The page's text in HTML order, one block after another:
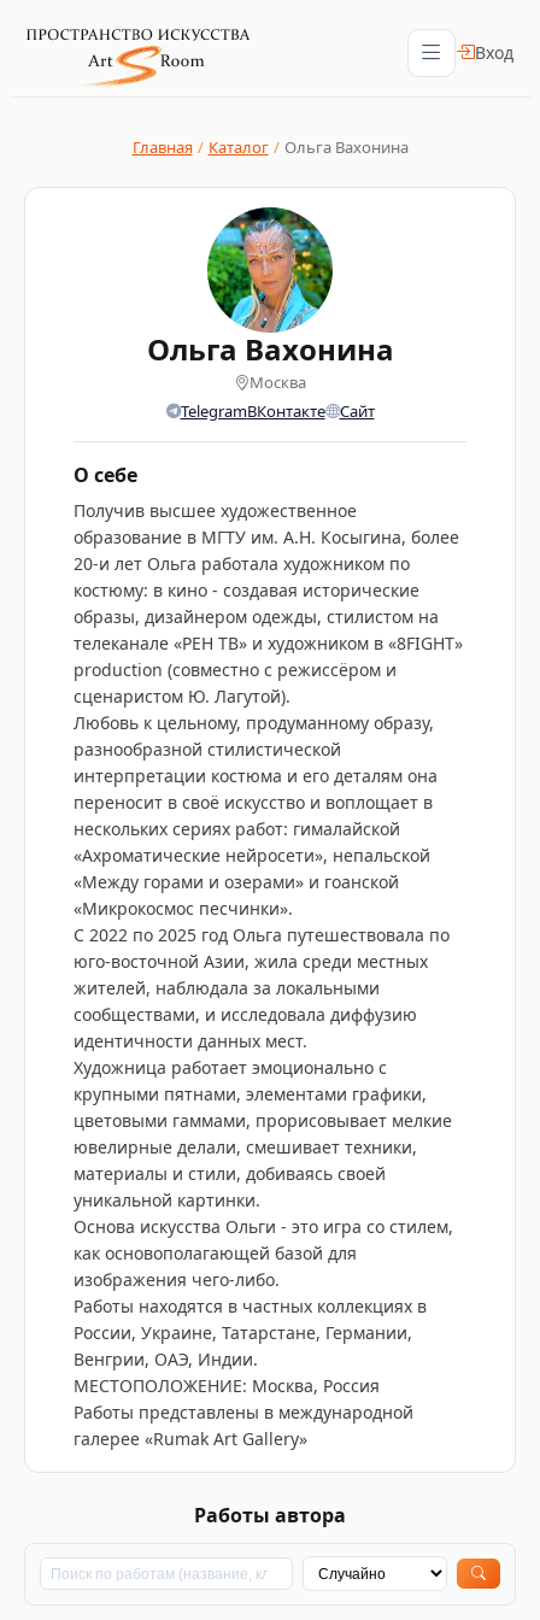
Вход
Главная / Каталог / Ольга Вахонина
Ольга Вахонина
Москва
TelegramВКонтакте Сайт
О себе
Получив высшее художественное
образование в МГТУ им. А.Н. Косыгина, более
20-и лет Ольга работала художником по
костюму: в кино - создавая исторические
образы, дизайнером одежды, стилистом на
телеканале «РЕН ТВ» и художником в «8FIGHT»
production (совместно с режиссёром и
сценаристом Ю. Лагутой).
Любовь к цельному, продуманному образу,
разнообразной стилистической
интерпретации костюма и его деталям она
переносит в своё искусство и воплощает в
нескольких сериях работ: гималайской
«Ахроматические нейросети», непальской
«Между горами и озерами» и гоанской
«Микрокосмос песчинки».
С 2022 по 2025 год Ольга путешествовала по
юго-восточной Азии, жила среди местных
жителей, наблюдала за локальными
сообществами, и исследовала диффузию
идентичности данных мест.
Художница работает эмоционально с
крупными пятнами, элементами графики,
цветовыми гаммами, прорисовывает мелкие
ювелирные делали, смешивает техники,
материалы и стили, добиваясь своей
уникальной картинки.
Основа искусства Ольги - это игра со стилем,
как основополагающей базой для
изображения чего-либо.
Работы находятся в частных коллекциях в
России, Украине, Татарстане, Германии,
Венгрии, ОАЭ, Индии.
МЕСТОПОЛОЖЕНИЕ: Москва, Россия
Работы представлены в международной
галерее «Rumak Art Gallery»
Работы автора